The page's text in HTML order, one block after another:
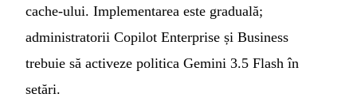
cache-ului. Implementarea este graduală;
administratorii Copilot Enterprise și Business
trebuie să activeze politica Gemini 3.5 Flash în
setări.